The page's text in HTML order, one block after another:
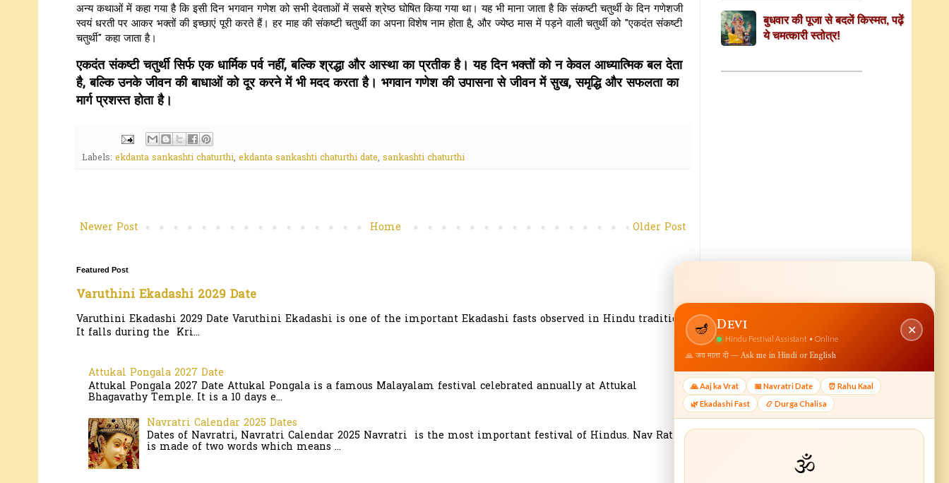
अन्य कथाओं में कहा गया है कि इसी दिन भगवान गणेश को सभी देवताओं में सबसे श्रेष्ठ घोषित किया गया था। यह भी माना जाता है कि संकष्टी चतुर्थी के दिन गणेशजी
स्वयं धरती पर आकर भक्तों की इच्छाएं पूरी करते हैं। हर माह की संकष्टी चतुर्थी का अपना विशेष नाम होता है, और ज्येष्ठ मास में पड़ने वाली चतुर्थी को "एकदंत संकष्टी
चतुर्थी" कहा जाता है।
एकदंत संकष्टी चतुर्थी सिर्फ एक धार्मिक पर्व नहीं, बल्कि श्रद्धा और आस्था का प्रतीक है। यह दिन भक्तों को न केवल आध्यात्मिक बल देता
है, बल्कि उनके जीवन की बाधाओं को दूर करने में भी मदद करता है। भगवान गणेश की उपासना से जीवन में सुख, समृद्धि और सफलता का
मार्ग प्रशस्त होता है।
Labels: ekdanta sankashti chaturthi, ekdanta sankashti chaturthi date, sankashti chaturthi
Newer Post Older Post
Home
Featured Post
Varuthini Ekadashi 2029 Date
Varuthini Ekadashi 2029 Date Varuthini Ekadashi is one of the important Ekadashi fasts observed in Hindu tradition.
It falls during the Kri...
Attukal Pongala 2027 Date
Attukal Pongala 2027 Date Attukal Pongala is a famous Malayalam festival celebrated annually at Attukal
Bhagavathy Temple. It is a 10 days e...
Navratri Calendar 2025 Dates
Dates of Navratri, Navratri Calendar 2025 Navratri is the most important festival of Hindus. Nav Ratri
is made of two words which means ...
बुधवार की पूजा से बदलें किस्मत, पढ़ें
ये चमत्कारी स्तोत्र!